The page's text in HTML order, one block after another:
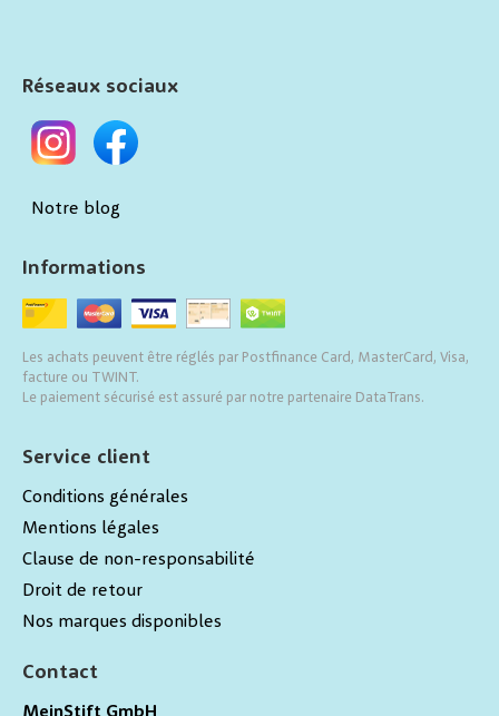
Contact
MeinStift GmbH
Service client
Conditions générales
Mentions légales
Clause de non-responsabilité
Droit de retour
Nos marques disponibles
Informations
Les achats peuvent être réglés par Postfinance Card, MasterCard, Visa,
facture ou TWINT.
Le paiement sécurisé est assuré par notre partenaire DataTrans.
Réseaux sociaux
Notre blog